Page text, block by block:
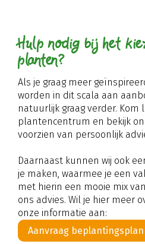
Hulp nodig bij het
planten?
Als je graag meer
worden in dit scala aan
natuurlijk graag verder. Kom
plantencentrum en bekijk
voorzien van persoonlijk
Daarnaast kunnen wij ook
je maken, waarmee je een
met hierin een mooie mix
ons advies. Wil je hier meer
onze informatie aan:
Aanvraag